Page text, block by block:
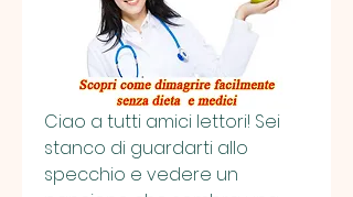
Ciao a tutti amici lettori! Sei
stanco di guardarti allo
specchio e vedere un